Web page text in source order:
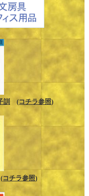
訓 (コチラ参照)
(コチラ参照)